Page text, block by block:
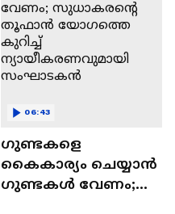
ഗുണ്ടകളെ
കെെകാര്യം ചെയ്യാൻ ​
ഗുണ്ടകൾ വേണം;
06:43